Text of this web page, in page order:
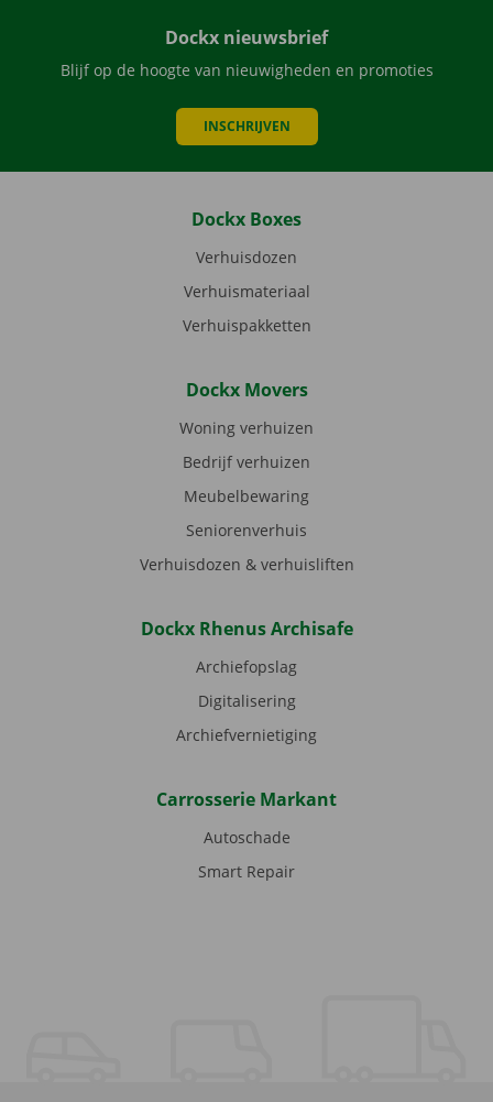
Dockx nieuwsbrief
Blijf op de hoogte van nieuwigheden en promoties
INSCHRIJVEN
Dockx Boxes
Verhuisdozen
Verhuismateriaal
Verhuispakketten
Dockx Movers
Woning verhuizen
Bedrijf verhuizen
Meubelbewaring
Seniorenverhuis
Verhuisdozen & verhuisliften
Dockx Rhenus Archisafe
Archiefopslag
Digitalisering
Archiefvernietiging
Carrosserie Markant
Autoschade
Smart Repair